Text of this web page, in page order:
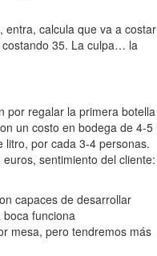
entra, calcula que va a costar
35. La culpa… la
por regalar la primera botella
un costo en bodega de 4-5
por cada 3-4 personas.
sentimiento del cliente:
capaces de desarrollar
funciona
mesa, pero tendremos más